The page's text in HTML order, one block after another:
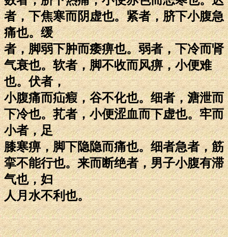
者，下焦寒而阴虚也。紧者，脐下小腹急
痛也。缓
者，脚弱下肿而痿痹也。弱者，下冷而肾
气衰也。软者，脚不收而风痹，小便难
也。伏者，
小腹痛而疝瘕，谷不化也。细者，溏泄而
下冷也。芤者，小便涩血而下虚也。牢而
小者，足
膝寒痹，脚下隐隐而痛也。细者急者，筋
挛不能行也。来而断绝者，男子小腹有滞
气也，妇
人月水不利也。